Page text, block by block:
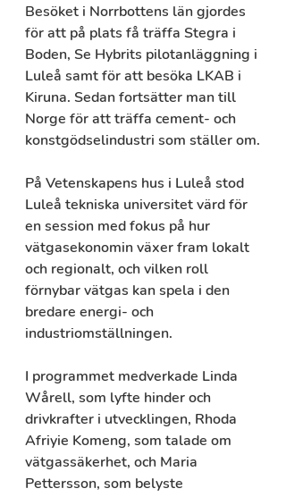
Besöket i Norrbottens län gjordes
för att på plats få träffa Stegra i
Boden, Se Hybrits pilotanläggning i
Luleå samt för att besöka LKAB i
Kiruna. Sedan fortsätter man till
Norge för att träffa cement- och
konstgödselindustri som ställer om.
På Vetenskapens hus i Luleå stod
Luleå tekniska universitet värd för
en session med fokus på hur
vätgasekonomin växer fram lokalt
och regionalt, och vilken roll
förnybar vätgas kan spela i den
bredare energi- och
industriomställningen.
I programmet medverkade Linda
Wårell, som lyfte hinder och
drivkrafter i utvecklingen, Rhoda
Afriyie Komeng, som talade om
vätgassäkerhet, och Maria
Pettersson, som belyste